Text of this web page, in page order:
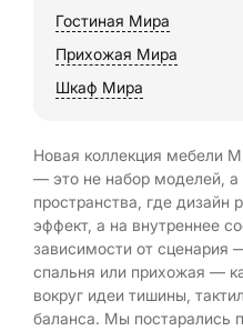
Гостиная Мира
Прихожая Мира
Шкаф Мира
Новая коллекция мебели
— это не набор моделей,
пространства, где дизайн
эффект, а на внутреннее
зависимости от сценария
спальня или прихожая —
вокруг идеи тишины,
баланса. Мы постарались